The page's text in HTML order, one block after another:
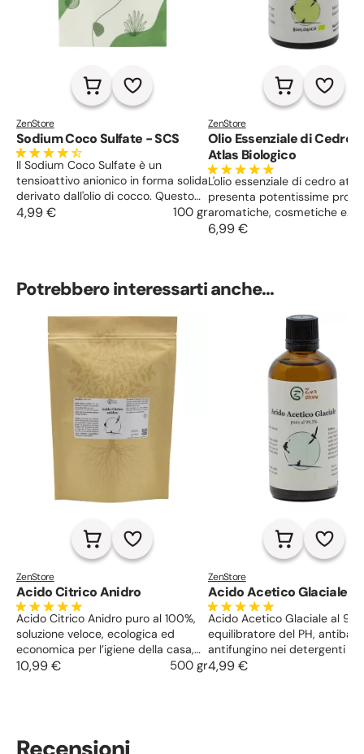
ZenStore
Sodium Coco Sulfate - SCS
Il Sodium Coco Sulfate è un
tensioattivo anionico in forma solida
derivato dall'olio di cocco. Questo
tensioattivo, dall'elevata SAL e
4,99 € 100 gr
ZenStore
Olio Essenziale di Cedro
Atlas Biologico
L'olio essenziale di cedro
presenta potentissime
aromatiche, cosmetiche e
terapeutiche. Agisce
astringente e sui capelli
può essere utilizzato per
la casa ed allontanare insetti.
6,99 €
Potrebbero interessarti anche...
ZenStore
Acido Citrico Anidro
Acido Citrico Anidro puro al 100%,
soluzione veloce, ecologica ed
economica per l’igiene della casa,
regolare il PH in cosmesi e
10,99 € 500 gr
ZenStore
Acido Acetico Glaciale
Acido Acetico Glaciale al
equilibratore del PH,
antifungino nei detergenti
casa e per la persona, usato
4,99 €